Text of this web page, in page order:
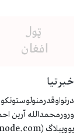
خبرتیا
ورورمحمدالله آرین